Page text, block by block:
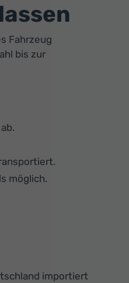
Fahrzeug
bis zur
möglich.
importiert